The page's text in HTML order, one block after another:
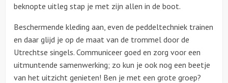
beknopte uitleg stap je met zijn allen in de boot.
Beschermende kleding aan, even de peddeltechniek trainen
en daar glijd je op de maat van de trommel door de
Utrechtse singels. Communiceer goed en zorg voor een
uitmuntende samenwerking; zo kun je ook nog een beetje
van het uitzicht genieten! Ben je met een grote groep?